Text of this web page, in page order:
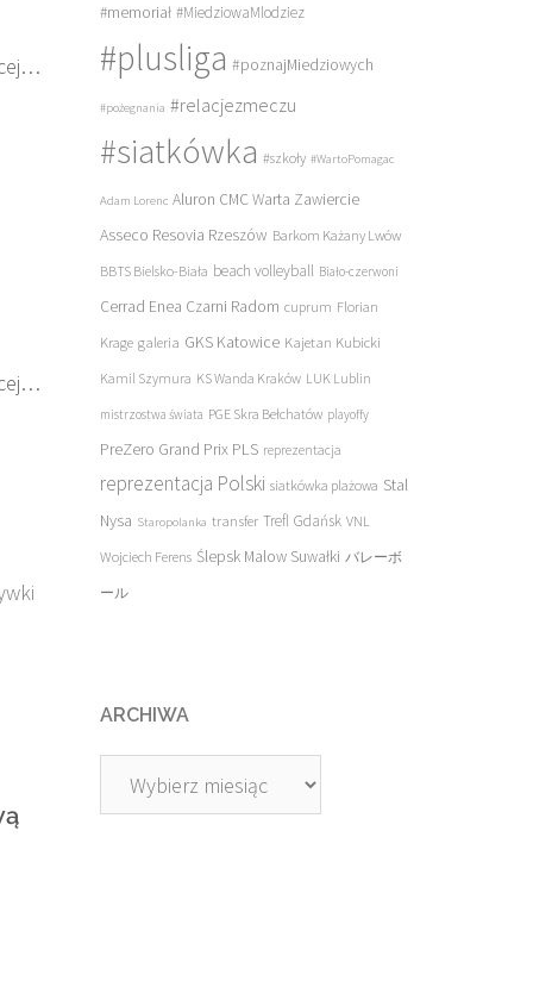
#memoriał #MiedziowaMlodziez
#plusliga #poznajMiedziowych
#pożegnania #relacjezmeczu
#siatkówka #szkoły #WartoPomagac
Adam Lorenc Aluron CMC Warta Zawiercie
Asseco Resovia Rzeszów Barkom Każany Lwów
BBTS Bielsko-Biała beach volleyball Biało-czerwoni
Cerrad Enea Czarni Radom cuprum Florian
Krage galeria GKS Katowice Kajetan Kubicki
Kamil Szymura KS Wanda Kraków LUK Lublin
mistrzostwa świata PGE Skra Bełchatów playoffy
PreZero Grand Prix PLS reprezentacja
reprezentacja Polski siatkówka plażowa Stal
Nysa Staropolanka transfer Trefl Gdańsk VNL
Wojciech Ferens Ślepsk Malow Suwałki バレーボ
ール
ARCHIWA
Archiwa